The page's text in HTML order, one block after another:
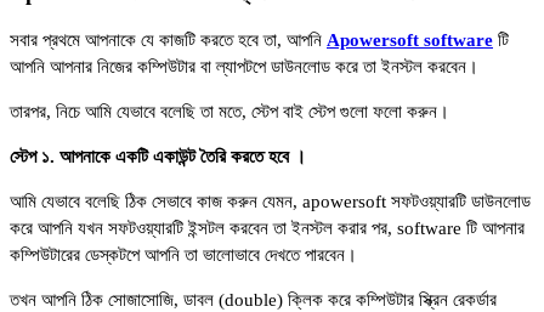
সবার প্রথমে আপনাকে যে কাজটি করতে হবে তা, আপনি Apowersoft software টি
আপনি আপনার নিজের কম্পিউটার বা ল্যাপটপে ডাউনলোড করে তা ইনস্টল করবেন।
তারপর, নিচে আমি যেভাবে বলেছি তা মতে, স্টেপ বাই স্টেপ গুলো ফলো করুন।
স্টেপ ১. আপনাকে একটি একাউন্ট তৈরি করতে হবে ।
আমি যেভাবে বলেছি ঠিক সেভাবে কাজ করুন যেমন, apowersoft সফটওয়্যারটি ডাউনলোড
করে আপনি যখন সফটওয়্যারটি ইন্সটল করবেন তা ইনস্টল করার পর, software টি আপনার
কম্পিউটারের ডেস্কটপে আপনি তা ভালোভাবে দেখতে পারবেন।
তখন আপনি ঠিক সোজাসোজি, ডাবল (double) ক্লিক করে কম্পিউটার স্ক্রিন রেকর্ডার